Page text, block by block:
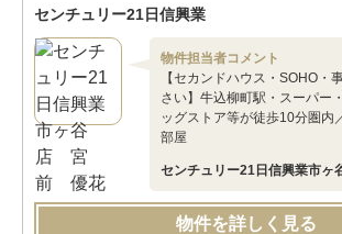
センチュリー21日信興業
物件担当者コメント
【セカンドハウス・SOHO・
さい】牛込柳町駅・スーパー
ッグストア等が徒歩10分圏内
部屋
センチュリー21日信興業市
物件を詳しく見る